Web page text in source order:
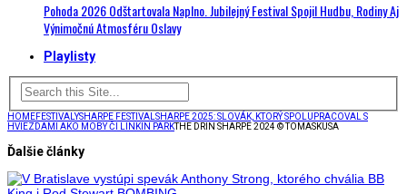
Pohoda 2026 Odštartovala Naplno. Jubilejný Festival Spojil Hudbu, Rodiny Aj
Výnimočnú Atmosféru Oslavy
Playlisty
HOMEFESTIVALYSHARPE FESTIVAL SHARPE 2025: SLOVÁK, KTORÝ SPOLUPRACOVAL S
HVIEZDAMI AKO MOBY ČI LINKIN PARKTHE DRIN SHARPE 2024 © TOMASKUSA
Ďalšie články